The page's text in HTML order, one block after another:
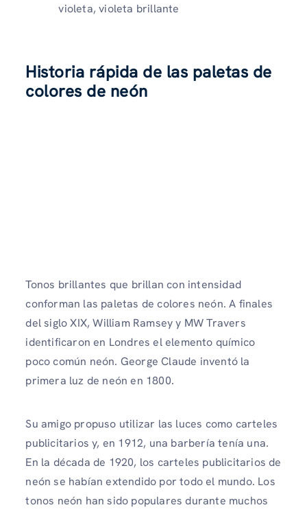
violeta, violeta brillante
Historia rápida de las paletas de
colores de neón
Tonos brillantes que brillan con intensidad
conforman las paletas de colores neón. A finales
del siglo XIX, William Ramsey y MW Travers
identificaron en Londres el elemento químico
poco común neón. George Claude inventó la
primera luz de neón en 1800.
Su amigo propuso utilizar las luces como carteles
publicitarios y, en 1912, una barbería tenía una.
En la década de 1920, los carteles publicitarios de
neón se habían extendido por todo el mundo. Los
tonos neón han sido populares durante muchos